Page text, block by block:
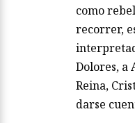
como
recorrer,
Dolores, a
Reina,
darse